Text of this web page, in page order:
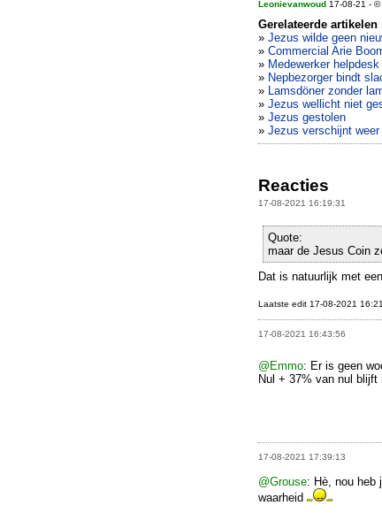
Leonievanwoud 17-08-21 - ©
Gerelateerde artikelen
» Jezus wilde geen
» Commercial Arie
» Medewerker
» Nepbezorger bindt
» Lamsdöner zonder
» Jezus wellicht niet
» Jezus gestolen
» Jezus verschijnt weer
Reacties
17-08-2021 16:19:31
Quote:
maar de Jesus Coin
Dat is natuurlijk met
Laatste edit 17-08-2021 16:21
17-08-2021 16:43:56
@Emmo: Er is geen
Nul + 37% van nul blijft
17-08-2021 17:39:13
@Grouse: Hè, nou heb
waarheid